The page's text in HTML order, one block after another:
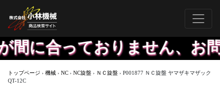
っておりません、お問い
トップページ › 機械 › NC › NC旋盤 › ＮＣ旋盤 › P001877 ＮＣ旋盤 ヤマザキマザック
QT-12C